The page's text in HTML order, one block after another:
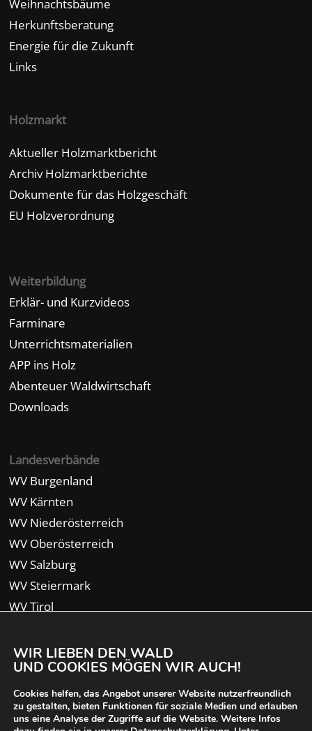
Weihnachtsbäume
Herkunftsberatung
Energie für die Zukunft
Links
Holzmarkt
Aktueller Holzmarktbericht
Archiv Holzmarktberichte
Dokumente für das Holzgeschäft
EU Holzverordnung
Weiterbildung
Erklär- und Kurzvideos
Farminare
Unterrichtsmaterialien
APP ins Holz
Abenteuer Waldwirtschaft
Downloads
Landesverbände
WV Burgenland
WV Kärnten
WV Niederösterreich
WV Oberösterreich
WV Salzburg
WV Steiermark
WV Tirol
WIR LIEBEN DEN WALD
UND COOKIES MÖGEN WIR AUCH!
Cookies helfen, das Angebot unserer Website nutzerfreundlich
zu gestalten, bieten Funktionen für soziale Medien und erlauben
uns eine Analyse der Zugriffe auf die Website. Weitere Infos